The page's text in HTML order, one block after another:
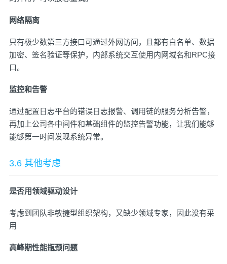
网络隔离
只有极少数第三方接口可通过外网访问，且都有白名单、数据
加密、签名验证等保护，内部系统交互使用内网域名和RPC接
口。
监控和告警
通过配置日志平台的错误日志报警、调用链的服务分析告警，
再加上公司各中间件和基础组件的监控告警功能，让我们能够
能够第一时间发现系统异常。
3.6 其他考虑
是否用领域驱动设计
考虑到团队非敏捷型组织架构，又缺少领域专家，因此没有采
用
高峰期性能瓶颈问题